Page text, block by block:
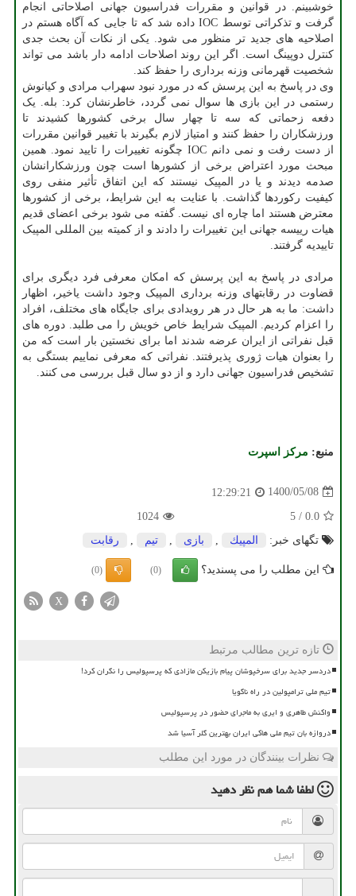
خوشبینم. در قوانین و مقررات فدراسیون جهانی اصلاحاتی انجام
گرفت و تذکراتی توسط IOC داده شد که تا جایی که آگاه هستم در
اصلاحیه های جدید تر منظور می شود. یکی از نکات آن بحث جدی
کنترل دوپینگ است. اگر این روند اصلاحات ادامه دار باشد می تواند
شخصیت قهرمانی وزنه برداری را حفظ کند.
وی در پاسخ به این پرسش که در مورد نبود سهراب مرادی و کیانوش
رستمی در این بازی ها سوال نمی گردد، خاطرنشان کرد: بله. یک
دفعه زحماتی که سه تا چهار سال برخی کشورها کشیدند تا
ورزشکاران را حفظ کنند و امتیاز لازم بگیرند با تغییر قوانین مقررات
از دست رفت و نمی دانم IOC چگونه تغییرات را تایید نمود. همین
مبحث مورد اعتراض برخی از کشورها است چون ورزشکارانشان
صدمه دیدند و یا در المپیک نیستند که این اتفاق تأثیر منفی روی
کیفیت رکوردها گذاشت. با عنایت به این شرایط، برخی از کشورها
معترض هستند اما چاره ای نیست. گفته می شود برخی اعضای قدیم
هیات رییسه جهانی این تغییرات را دادند و از کمیته بین المللی المپیک
تاییدیه گرفتند.
مرادی در پاسخ به این پرسش که امکان معرفی فرد دیگری برای
قضاوت در رقابتهای وزنه برداری المپیک وجود داشت یاخیر، اظهار
داشت: ما به هر حال در هر رویدادی برای جایگاه های مختلف، افراد
را اعزام کردیم. المپیک شرایط خاص خویش را می طلبد. دوره های
قبل نفراتی از ایران عرضه شدند اما برای نخستین بار است که من
را بعنوان هیات ژوری پذیرفتند. نفراتی که معرفی نماییم بستگی به
تشخیص فدراسیون جهانی دارد و از دو سال قبل بررسی می کنند.
منبع: مركز اسپرت
1400/05/08
12:29:21
0.0
/
5
1024
تگهای خبر:
المپیك بازی تیم رقابت
این مطلب را می پسندید؟ (0)
(0)
X
تازه ترین مطالب مرتبط
دردسر جدید برای سرخپوشان پیام بازیکن مازادی که پرسپولیس را نگران کرد!
تیم ملی ترامپولین در راه ناگویا
واکنش طاهری و ایری به ماجرای حضور در پرسپولیس
دروازه بان تیم ملی هاکی ایران بهترین گلر آسیا شد
نظرات بینندگان در مورد این مطلب
لطفا شما همنظر دهید